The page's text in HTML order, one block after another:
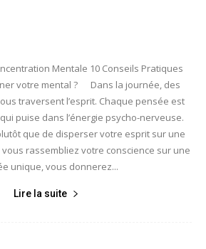
Mentale 10 Conseils Pratiques
votre mental ? Dans la journée, des
traversent l’esprit. Chaque pensée est
puise dans l’énergie psycho-nerveuse.
que de disperser votre esprit sur une
rassembliez votre conscience sur une
unique, vous donnerez...
Lire la suite